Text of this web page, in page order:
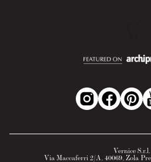
Vernice S.r.l.
Via Maccaferri 2/A, 40069, Zola